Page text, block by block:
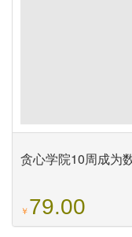
贪心学院10周成为
￥79.00